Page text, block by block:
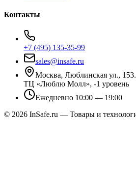
Контакты
+7 (495) 135-35-99
sales@insafe.ru
Москва, Люблинская ул., 153.
ТЦ «Люблю Молл», -1 уровень
Ежедневно 10:00 — 19:00
© 2026 InSafe.ru — Товары и